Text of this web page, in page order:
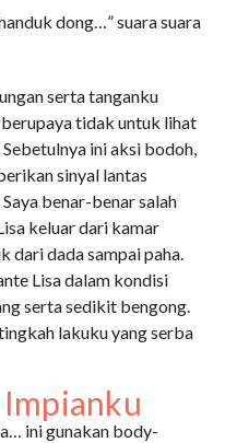
dong…” suara suara
serta tanganku
tidak untuk lihat
ini aksi bodoh,
sinyal lantas
benar-benar salah
keluar dari kamar
dari dada sampai paha.
Lisa dalam kondisi
serta sedikit bengong.
lakuku yang serba
ini gunakan body-